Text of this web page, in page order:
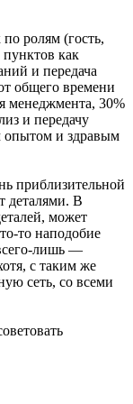
ролям (гость,
пунктов как
и передача
общего времени
менеджмента, 30%
и передачу
опытом и здравым
приблизительной
деталями. В
может
то наподобие
лишь —
с таким же
сеть, со всеми